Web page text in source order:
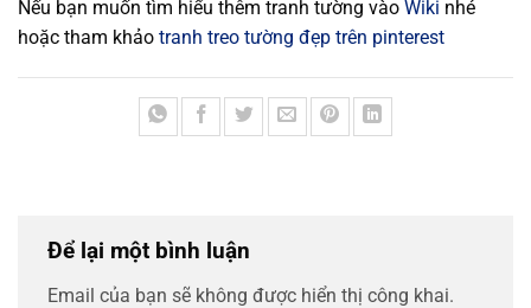
Nếu bạn muốn tìm hiểu thêm tranh tường vào Wiki nhé
hoặc tham khảo tranh treo tường đẹp trên pinterest
Để lại một bình luận
Email của bạn sẽ không được hiển thị công khai.